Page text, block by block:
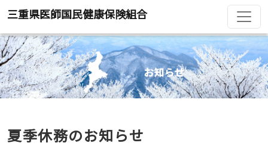
三重県医師国民健康保険組合
夏季休務のお知らせ